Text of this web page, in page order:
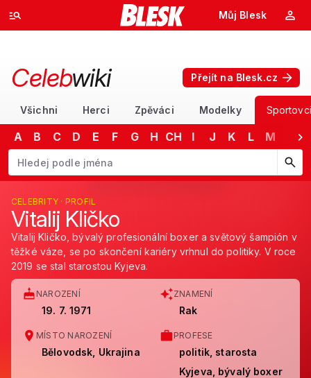
Můj Blesk
Celebwiki Přejít na Blesk.cz
Všichni Herci Zpěváci Modelky Sportovci
A B C D E F G H CH I J K L M
Začněte psát jméno. Šipkami dolů a nahoru procházejte návrhy,
CELEBRITY · PROFIL
Vitalij Kličko
Vitalij Kličko, bývalý profesionální boxer a světový šampión v
těžké váze, se po skončení kariéry vrhnul do politiky. V roce
2019 se stal starostou Kyjeva.
NAROZENÍ
19. 7. 1971
ZNAMENÍ
Rak
MÍSTO NAROZENÍ
Bělovodsk, Ukrajina
PROFESE
politik, starosta
Kyjeva, bývalý boxer